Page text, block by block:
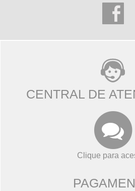
CENTRAL DE
Clique para